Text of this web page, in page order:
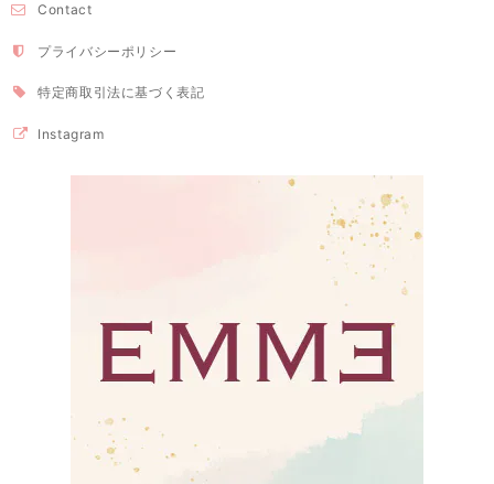
Contact
プライバシーポリシー
特定商取引法に基づく表記
Instagram